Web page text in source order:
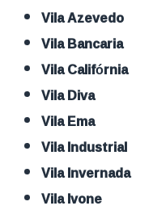
Vila Azevedo
Vila Bancaria
Vila Califórnia
Vila Diva
Vila Ema
Vila Industrial
Vila Invernada
Vila Ivone